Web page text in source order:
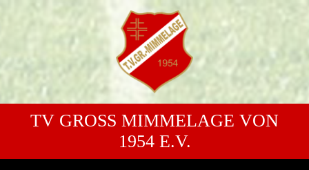
TV GROSS MIMMELAGE VON 1
954 E.V.